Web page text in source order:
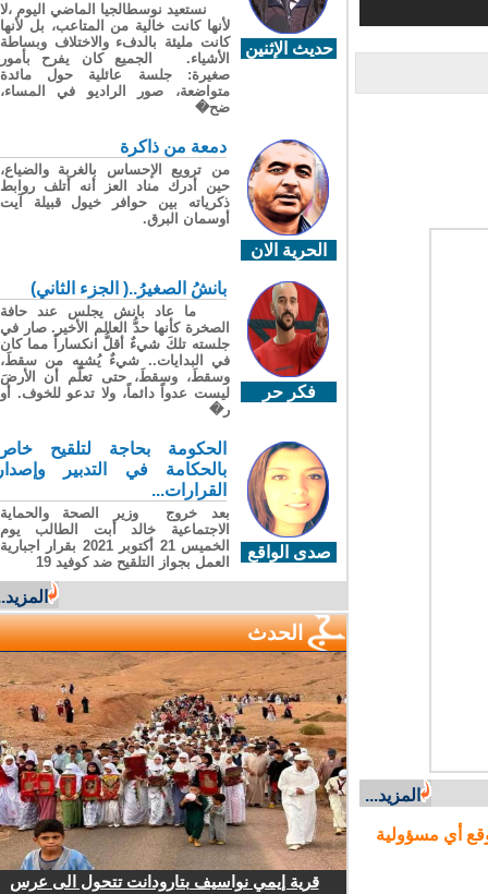
المزيد...
أي مسؤولية
حديث الإثنين
نستعيد نوسطالجيا الماضي اليوم ،لا
لأنها كانت خالية من المتاعب، بل لأنها
كانت مليئة بالدفء والاختلاف وبساطة
الأشياء. الجميع كان يفرح بأمور
صغيرة: جلسة عائلية حول مائدة
متواضعة، صور الراديو في المساء،
ضح�
الحرية الان
دمعة من ذاكرة
من ترويع الإحساس بالغربة والضياع،
حين أدرك مناد العز أنه أتلف روابط
ذكرياته بين حوافر خيول قبيلة آيت
أوسمان البرق.
فكر حر
بانشُ الصغيرُ..( الجزء الثاني)
ما عاد بانش يجلس عند حافة
الصخرة كأنها حدُّ العالم الأخير. صار في
جلسته تلكَ شيءٌ أقلُّ انكساراً مما كان
في البدايات.. شيءٌ يُشبِه من سقطَ،
وسقطَ، وسقطَ، حتى تعلّم أن الأرضَ
ليست عدواً دائماً، ولا تدعو للخوف. أو
ر�
صدى الواقع
الحكومة بحاجة لتلقيح خاص
بالحكامة في التدبير وإصدار
القرارات...
بعد خروج وزير الصحة والحماية
الاجتماعية خالد أبت الطالب يوم
الخميس 21 أكتوبر 2021 بقرار اجبارية
العمل بجواز التلقيح ضد كوفيد 19
المزيد...
الحدث
قرية إيمي نواسيف بتارودانت تتحول الى عرس